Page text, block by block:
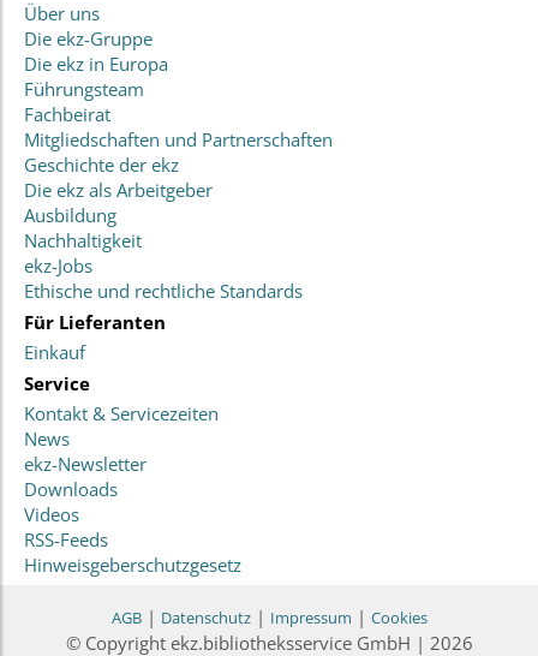
Über uns
Die ekz-Gruppe
Die ekz in Europa
Führungsteam
Fachbeirat
Mitgliedschaften und Partnerschaften
Geschichte der ekz
Die ekz als Arbeitgeber
Ausbildung
Nachhaltigkeit
ekz-Jobs
Ethische und rechtliche Standards
Für Lieferanten
Einkauf
Service
Kontakt & Servicezeiten
News
ekz-Newsletter
Downloads
Videos
RSS-Feeds
Hinweisgeberschutzgesetz
AGB| Datenschutz| Impressum | Cookies
© Copyright ekz.bibliotheksservice GmbH | 2026